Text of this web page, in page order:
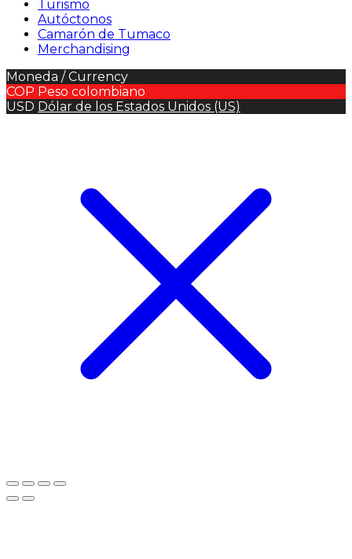
Turismo
Autóctonos
Camarón de Tumaco
Merchandising
Moneda / Currency
COP Peso colombiano
USD Dólar de los Estados Unidos (US)